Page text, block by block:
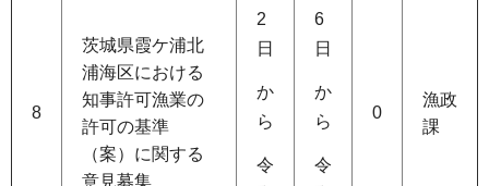
8
茨城県霞ケ浦北
浦海区における
知事許可漁業の
許可の基準
（案）に関する
意見募集
2
日
か
ら
令
6
日
か
ら
令
0
漁政
課